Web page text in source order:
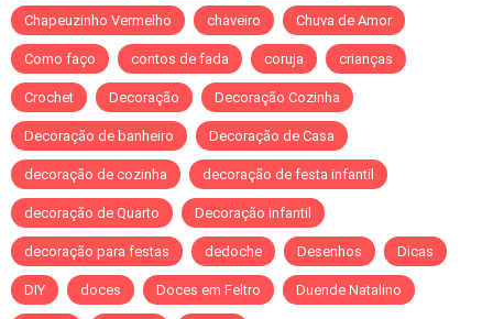
Chapeuzinho Vermelho chaveiro Chuva de Amor
Como faço contos de fada coruja crianças
Crochet Decoração Decoração Cozinha
Decoração de banheiro Decoração de Casa
decoração de cozinha decoração de festa infantil
decoração de Quarto Decoração infantil
decoração para festas dedoche Desenhos Dicas
DIY doces Doces em Feltro Duende Natalino